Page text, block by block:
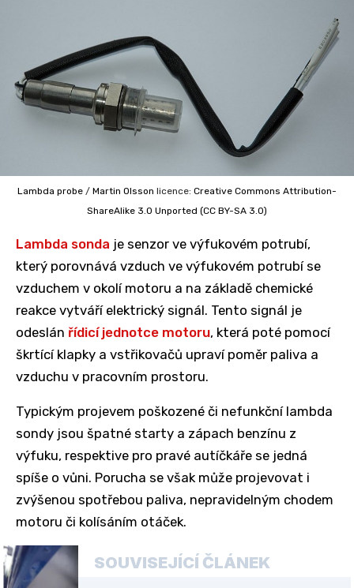
Lambda probe / Martin Olsson licence: Creative Commons Attribution-
ShareAlike 3.0 Unported (CC BY-SA 3.0)
Lambda sonda je senzor ve výfukovém potrubí,
který porovnává vzduch ve výfukovém potrubí se
vzduchem v okolí motoru a na základě chemické
reakce vytváří elektrický signál. Tento signál je
odeslán řídicí jednotce motoru, která poté pomocí
škrtící klapky a vstřikovačů upraví poměr paliva a
vzduchu v pracovním prostoru.
Typickým projevem poškozené či nefunkční lambda
sondy jsou špatné starty a zápach benzínu z
výfuku, respektive pro pravé autíčkáře se jedná
spíše o vůni. Porucha se však může projevovat i
zvýšenou spotřebou paliva, nepravidelným chodem
motoru či kolísáním otáček.
SOUVISEJÍCÍ ČLÁNEK